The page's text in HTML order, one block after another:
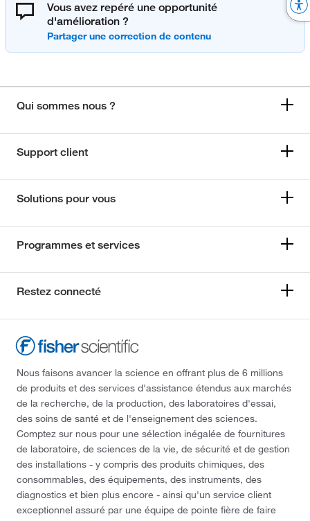
Vous avez repéré une opportunité
d'amélioration ?
Qui sommes nous ?
Support client
Solutions pour vous
Programmes et services
Restez connecté
Nous faisons avancer la science en offrant plus de 6 millions
de produits et des services d'assistance étendus aux marchés
de la recherche, de la production, des laboratoires d'essai,
des soins de santé et de l'enseignement des sciences.
Comptez sur nous pour une sélection inégalée de fournitures
de laboratoire, de sciences de la vie, de sécurité et de gestion
des installations - y compris des produits chimiques, des
consommables, des équipements, des instruments, des
diagnostics et bien plus encore - ainsi qu'un service client
exceptionnel assuré par une équipe de pointe fière de faire